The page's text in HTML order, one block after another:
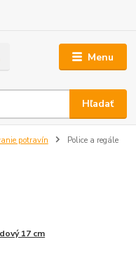
Menu
Hľadať
potravín Police a regále
17 cm